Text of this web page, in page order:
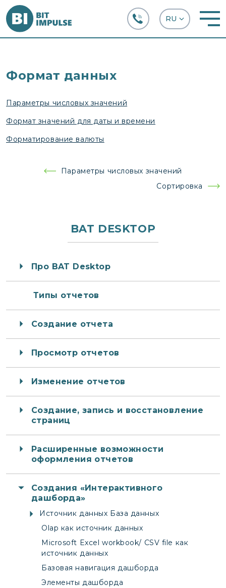
Формат данных
Параметры числовых значений
Формат значений для даты и времени
Форматирование валюты
НавигацияПараметры числовых значений
Сортировка
BAT DESKTOP
Про BAT Desktop
Типы отчетов
Создание отчета
Просмотр отчетов
Изменение отчетов
Создание, запись и восстановление
страниц
Расширенные возможности
оформления отчетов
Создания «Интерактивного
дашборда»
Источник данных База данных
Olap как источник данных
Microsoft Excel workbook/ CSV file как
источник данных
Базовая навигация дашборда
Элементы дашборда